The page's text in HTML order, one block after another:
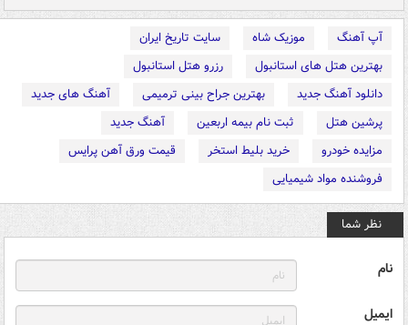
آپ آهنگ موزیک شاه
سایت تاریخ ایران
بهترین هتل های استانبول
رزرو هتل استانبول
دانلود آهنگ جدید
بهترین جراح بینی ترمیمی
آهنگ های جدید
پرشین هتل
ثبت نام بیمه اربعین
آهنگ جدید
مزایده خودرو
خرید بلیط استخر
قیمت ورق آهن پرایس
فروشنده مواد شیمیایی
نظر شما
نام
ایمیل